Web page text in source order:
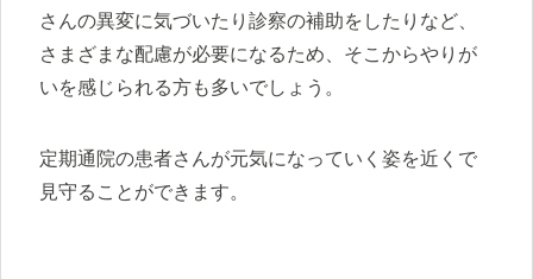
さんの異変に気づいたり診察の補助をしたりなど、
さまざまな配慮が必要になるため、そこからやりが
いを感じられる方も多いでしょう。
定期通院の患者さんが元気になっていく姿を近くで
見守ることができます。